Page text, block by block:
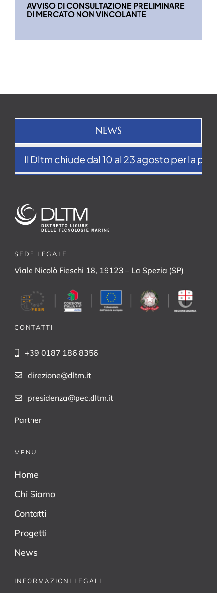
AVVISO DI CONSULTAZIONE PRELIMINARE
DI MERCATO NON VINCOLANTE
NEWS
Il Dltm chiude dal 10 al 23 agosto per la pausa
SEDE LEGALE
Viale Nicolò Fieschi 18, 19123 – La Spezia (SP)
CONTATTI
+39 0187 186 8356
direzione@dltm.it
presidenza@pec.dltm.it
Partner
MENU
Home
Chi Siamo
Contatti
Progetti
News
INFORMAZIONI LEGALI